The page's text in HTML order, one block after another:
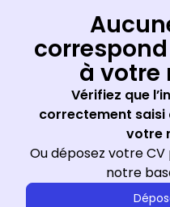
à votre
Vérifiez que
correctement saisi
votre
Ou déposez votre
notre